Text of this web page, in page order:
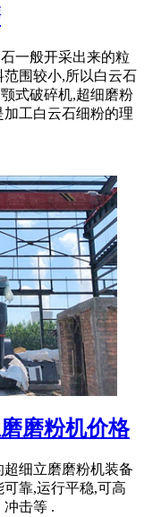
一般开采出来的粒
范围较小,所以白云石
式破碎机,超细磨粉
工白云石细粉的理
磨粉机价格
细立磨磨粉机装备
靠,运行平稳,可高
击等 .